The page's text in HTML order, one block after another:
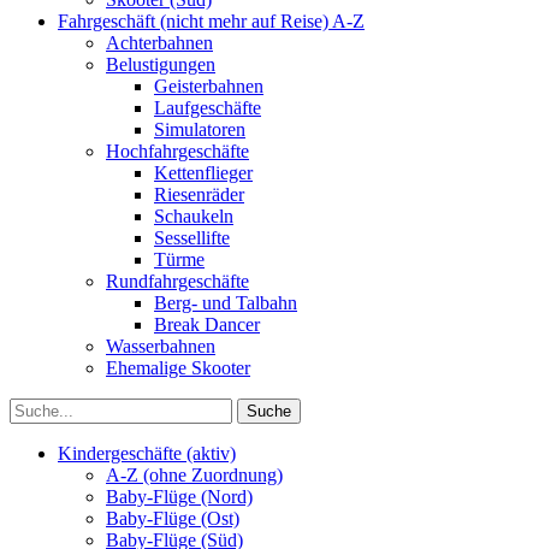
Fahrgeschäft (nicht mehr auf Reise) A-Z
Achterbahnen
Belustigungen
Geisterbahnen
Laufgeschäfte
Simulatoren
Hochfahrgeschäfte
Kettenflieger
Riesenräder
Schaukeln
Sessellifte
Türme
Rundfahrgeschäfte
Berg- und Talbahn
Break Dancer
Wasserbahnen
Ehemalige Skooter
Kindergeschäfte (aktiv)
A-Z (ohne Zuordnung)
Baby-Flüge (Nord)
Baby-Flüge (Ost)
Baby-Flüge (Süd)